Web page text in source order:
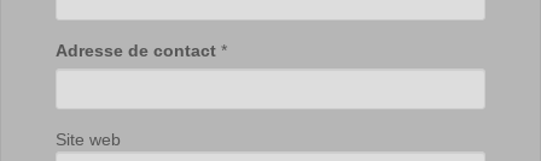
Adresse de contact *
Site web